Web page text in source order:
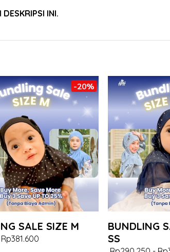
INI.
-20%
SALE SIZE M
Rp381.600
BUNDLING
SS